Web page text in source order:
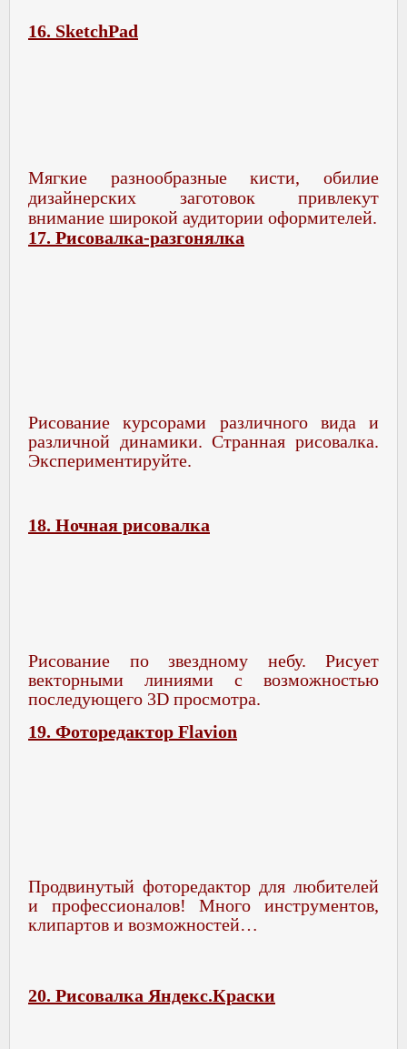
16. SketchPad
Мягкие разнообразные кисти, обилие
дизайнерских заготовок привлекут
внимание широкой аудитории оформителей.
17. Рисовалка-разгонялка
Рисование курсорами различного вида и
различной динамики. Странная рисовалка.
Экспериментируйте.
18. Ночная рисовалка
Рисование по звездному небу. Рисует
векторными линиями с возможностью
последующего 3D просмотра.
19. Фоторедактор Flavion
Продвинутый фоторедактор для любителей
и профессионалов! Много инструментов,
клипартов и возможностей…
20. Рисовалка Яндекс.Краски